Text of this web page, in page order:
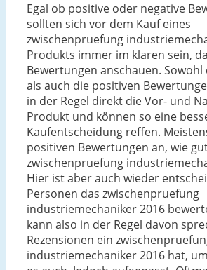
Egal ob positive oder negative
sollten sich vor dem Kauf eines
zwischenpruefung
Produkts immer im klaren sein,
Bewertungen anschauen. Sowohl
als auch die positiven
in der Regel direkt die Vor- und
Produkt und können so eine
Kaufentscheidung reffen.
positiven Bewertungen an, wie
zwischenpruefung
Hier ist aber auch wieder
Personen das zwischenpruefung
industriemechaniker 2016
kann also in der Regel davon
Rezensionen ein
industriemechaniker 2016 hat,